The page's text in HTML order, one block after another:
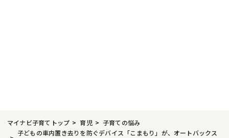
マイナビ子育てトップ 育児
子育ての悩み
子どもの車内置き去りを防ぐデバイス「こまもり」が、オートバックス